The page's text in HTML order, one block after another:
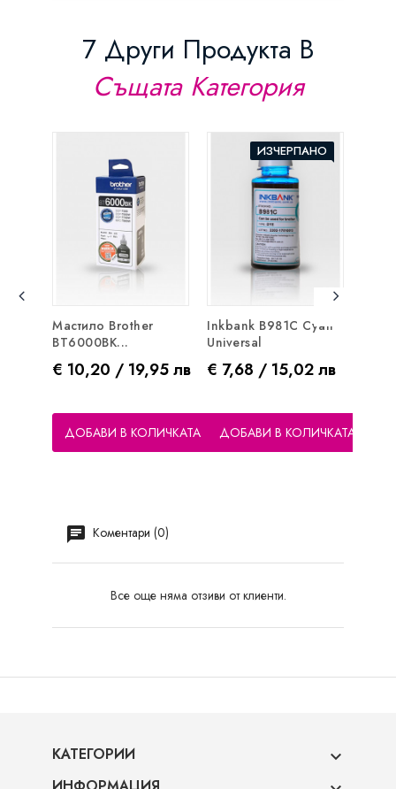
7 Други Продукта В
Същата Категория
Мастило Brother
BT6000BK...
Цена
€ 10,20 / 19,95 лв
ДОБАВИ В КОЛИЧКАТА
ИЗЧЕРПАНО
Inkbank B981C Cyan
Universal
Цена
€ 7,68 / 15,02 лв
ДОБАВИ В КОЛИЧКАТА
Коментари (0)
Все още няма отзиви от клиенти.
КАТЕГОРИИ 